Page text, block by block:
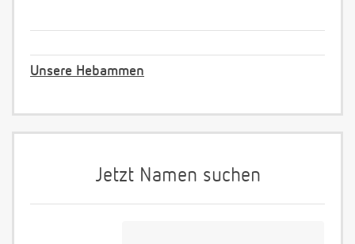
Unsere Hebammen
Jetzt Namen suchen